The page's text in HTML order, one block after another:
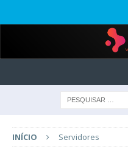
INÍCIO Servidores